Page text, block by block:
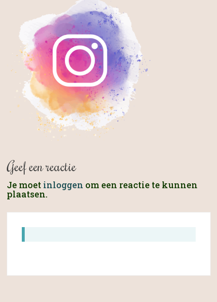
Geef een reactie
Je moet inloggen om een reactie te kunnen
plaatsen.